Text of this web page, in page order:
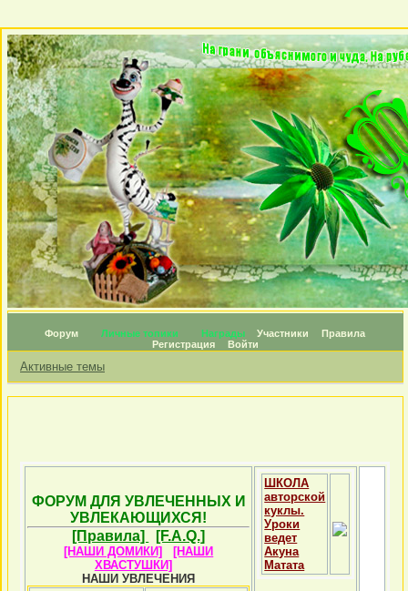
Форум Личные топики Награды Участники
Правила
Регистрация
Войти
Активные темы
ФОРУМ ДЛЯ УВЛЕЧЕННЫХ И
УВЛЕКАЮЩИХСЯ!
[Правила]
[F.A.Q.]
[НАШИ ДОМИКИ]
[НАШИ
ХВАСТУШКИ]
НАШИ УВЛЕЧЕНИЯ
ШКОЛА
авторской
куклы.
Уроки
ведет
Акуна
Матата